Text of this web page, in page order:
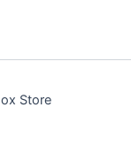
Store